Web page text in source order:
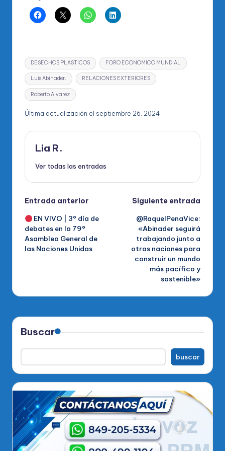
Etiquetas:
DESECHOS PLASTICOS FORO ECONOMICO MUNDIAL
Luis Abinader. RELACIONES EXTERIORES
Roberto Alvarez
Última actualización el septiembre 26, 2024
Lia R.
Ver todas las entradas
Navegación
de
entradas
Entrada anterior
EN VIVO | 3° día de
debates en la 79°
Asamblea General de
las Naciones Unidas
Siguiente entrada
@RaquelPenaVice:
«Abinader seguirá
trabajando junto a
otras naciones para
construir un mundo
más pacífico y
sostenible»
Buscar
buscar